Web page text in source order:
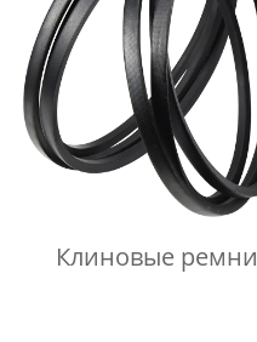
Клиновые ремни